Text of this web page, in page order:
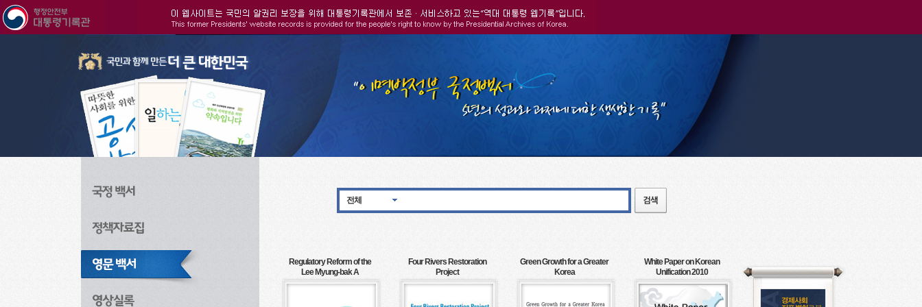
전체
Regulatory Reform of the
Lee Myung-bak A
Four Rivers Restoration
Project
Green Growth for a Greater
Korea
White Paper on Korean
Unification 2010